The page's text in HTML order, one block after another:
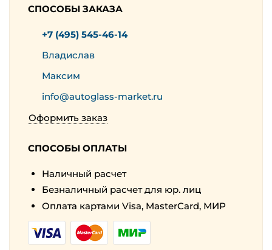
СПОСОБЫ ЗАКАЗА
+7 (495) 545-46-14
Владислав
Максим
info@autoglass-market.ru
Оформить заказ
СПОСОБЫ ОПЛАТЫ
Наличный расчет
Безналичный расчет для юр. лиц
Оплата картами Visa, MasterCard, МИР